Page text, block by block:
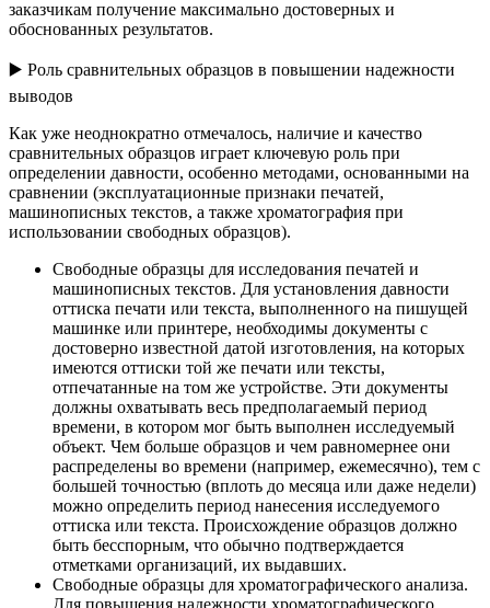
заказчикам получение максимально достоверных и
обоснованных результатов.
▶️ Роль сравнительных образцов в повышении надежности
выводов
Как уже неоднократно отмечалось, наличие и качество
сравнительных образцов играет ключевую роль при
определении давности, особенно методами, основанными на
сравнении (эксплуатационные признаки печатей,
машинописных текстов, а также хроматография при
использовании свободных образцов).
Свободные образцы для исследования печатей и
машинописных текстов. Для установления давности
оттиска печати или текста, выполненного на пишущей
машинке или принтере, необходимы документы с
достоверно известной датой изготовления, на которых
имеются оттиски той же печати или тексты,
отпечатанные на том же устройстве. Эти документы
должны охватывать весь предполагаемый период
времени, в котором мог быть выполнен исследуемый
объект. Чем больше образцов и чем равномернее они
распределены во времени (например, ежемесячно), тем с
большей точностью (вплоть до месяца или даже недели)
можно определить период нанесения исследуемого
оттиска или текста. Происхождение образцов должно
быть бесспорным, что обычно подтверждается
отметками организаций, их выдавших.
Свободные образцы для хроматографического анализа.
Для повышения надежности хроматографического